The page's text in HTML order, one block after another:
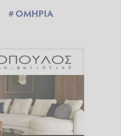
ΟΜΗΡΙΑ